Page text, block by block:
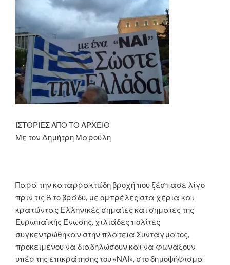
ΙΣΤΟΡΙΕΣ ΑΠΟ ΤΟ ΑΡΧΕΙΟ
Με τον Δημήτρη Μαρούλη
Παρά την καταρρακτώδη βροχή που ξέσπασε λίγο
πριν τις 8 το βράδυ, με ομπρέλες στα χέρια και
κρατώντας Ελληνικές σημαίες και σημαίες της
Ευρωπαϊκής Ένωσης, χιλιάδες πολίτες
συγκεντρώθηκαν στην πλατεία Συντάγματος,
προκειμένου να διαδηλώσουν και να φωνάξουν
υπέρ της επικράτησης του «ΝΑΙ», στο δημοψήφισμα